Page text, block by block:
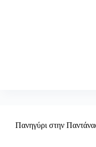
Πανηγύρι στην